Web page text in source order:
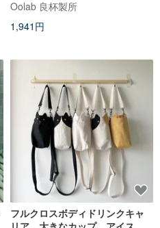
ングバッグ
Oolab 良杯製所
1,941円
フルクロスボディドリンクキャ